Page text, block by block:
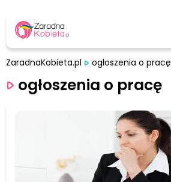
ZaradnaKobieta.pl ogłoszenia o pracę
ogłoszenia o pracę